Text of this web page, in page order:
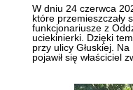
W dniu 24 czerwca
które przemieszczały
funkcjonariusze z
uciekinierki. Dzięki
przy ulicy Głuskiej.
pojawił się właściciel